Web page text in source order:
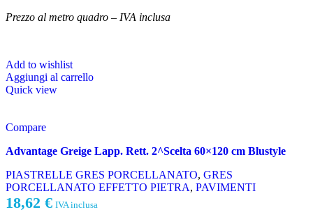
Prezzo al metro quadro – IVA inclusa
Add to wishlist
Aggiungi al carrello
Quick view
Compare
Advantage Greige Lapp. Rett. 2^Scelta 60×120 cm Blustyle
PIASTRELLE GRES PORCELLANATO, GRES
PORCELLANATO EFFETTO PIETRA, PAVIMENTI
18,62 € IVA inclusa